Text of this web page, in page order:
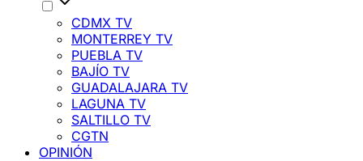
CDMX TV
MONTERREY TV
PUEBLA TV
BAJÍO TV
GUADALAJARA TV
LAGUNA TV
SALTILLO TV
CGTN
OPINIÓN